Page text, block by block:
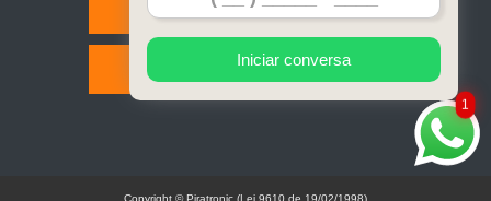
Contato
Mapa do site
1
Iniciar conversa
Copyright © Piratronic (Lei 9610 de 19/02/1998)